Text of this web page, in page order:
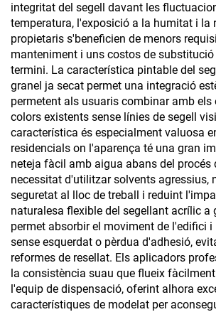
integritat del segell davant les
temperatura, l'exposició a la humitat i la
propietaris s'beneficien de menors
manteniment i uns costos de
termini. La característica pintable del
granel ja secat permet una integració
permetent als usuaris combinar amb els
colors existents sense línies de segell
característica és especialment valuosa
residencials on l'aparença té una gran
neteja fàcil amb aigua abans del procés
necessitat d'utilitzar solvents agressius,
seguretat al lloc de treball i reduint
naturalesa flexible del segellant acrílic a
permet absorbir el moviment de l'edifici
sense esquerdat o pèrdua d'adhesió,
reformes de resellat. Els aplicadors
la consistència suau que flueix
l'equip de dispensació, oferint alhora
característiques de modelat per